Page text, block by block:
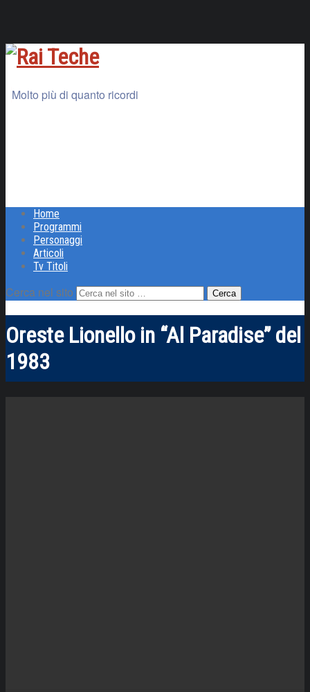
Molto più di quanto ricordi
Home
Programmi
Personaggi
Articoli
Tv Titoli
Cerca nel sito
Oreste Lionello in “Al Paradise” del
1983